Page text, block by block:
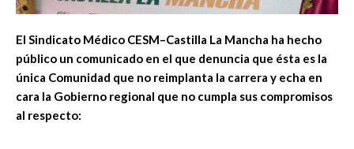
El Sindicato Médico CESM–Castilla La Mancha ha hecho
público un comunicado en el que denuncia que ésta es la
única Comunidad que no reimplanta la carrera y echa en
cara la Gobierno regional que no cumpla sus compromisos
al respecto: